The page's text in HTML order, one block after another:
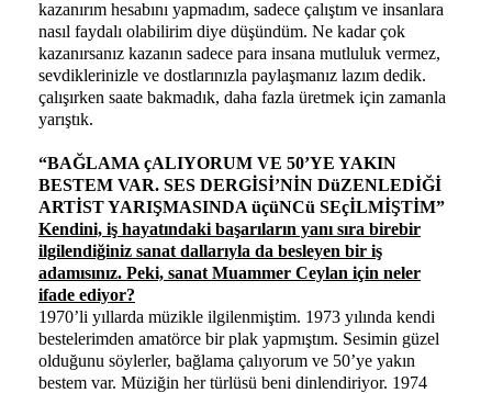
kazanırım hesabını yapmadım, sadece çalıştım ve insanlara
nasıl faydalı olabilirim diye düşündüm. Ne kadar çok
kazanırsanız kazanın sadece para insana mutluluk vermez,
sevdiklerinizle ve dostlarınızla paylaşmanız lazım dedik.
çalışırken saate bakmadık, daha fazla üretmek için zamanla
yarıştık.
“BAĞLAMA çALIYORUM VE 50’YE YAKIN
BESTEM VAR. SES DERGİSİ’NİN DüZENLEDİĞİ
ARTİST YARIŞMASINDA üçüNCü SEçİLMİŞTİM”
Kendini, iş hayatındaki başarıların yanı sıra birebir
ilgilendiğiniz sanat dallarıyla da besleyen bir iş
adamısınız. Peki, sanat Muammer Ceylan için neler
ifade ediyor?
1970’li yıllarda müzikle ilgilenmiştim. 1973 yılında kendi
bestelerimden amatörce bir plak yapmıştım. Sesimin güzel
olduğunu söylerler, bağlama çalıyorum ve 50’ye yakın
bestem var. Müziğin her türlüsü beni dinlendiriyor. 1974